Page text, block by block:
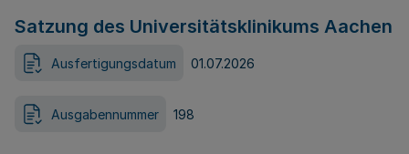
Satzung des Universitätsklinikums Aachen
Ausfertigungsdatum 01.07.2026
Ausgabennummer 198